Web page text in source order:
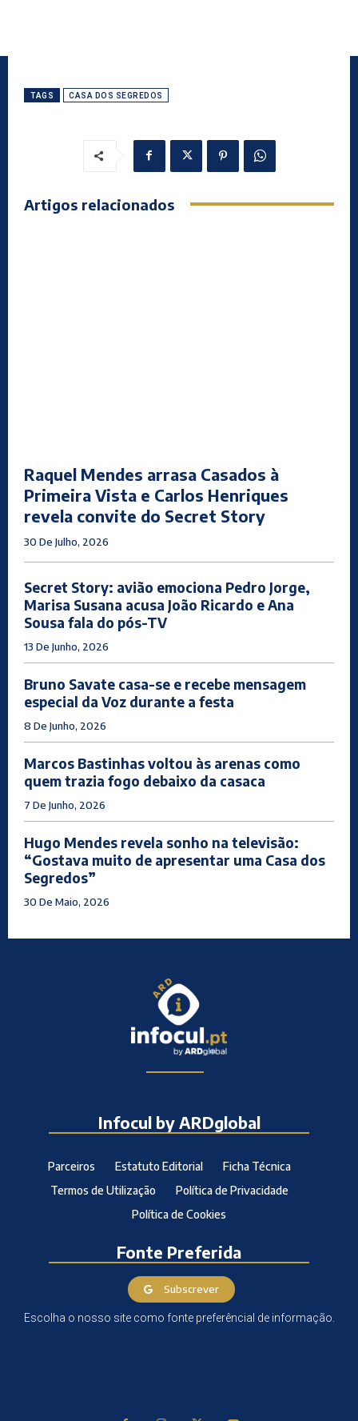
TAGS CASA DOS SEGREDOS
Artigos relacionados
Raquel Mendes arrasa Casados à
Primeira Vista e Carlos Henriques
revela convite do Secret Story
30 De Julho, 2026
Secret Story: avião emociona Pedro Jorge,
Marisa Susana acusa João Ricardo e Ana
Sousa fala do pós-TV
13 De Junho, 2026
Bruno Savate casa-se e recebe mensagem
especial da Voz durante a festa
8 De Junho, 2026
Marcos Bastinhas voltou às arenas como
quem trazia fogo debaixo da casaca
7 De Junho, 2026
Hugo Mendes revela sonho na televisão:
“Gostava muito de apresentar uma Casa dos
Segredos”
30 De Maio, 2026
Infocul by ARDglobal
Parceiros Estatuto Editorial
Ficha Técnica
Termos de Utilização
Política de Privacidade
Política de Cookies
Fonte Preferida
Subscrever
Escolha o nosso site como fonte preferêncial de informação.